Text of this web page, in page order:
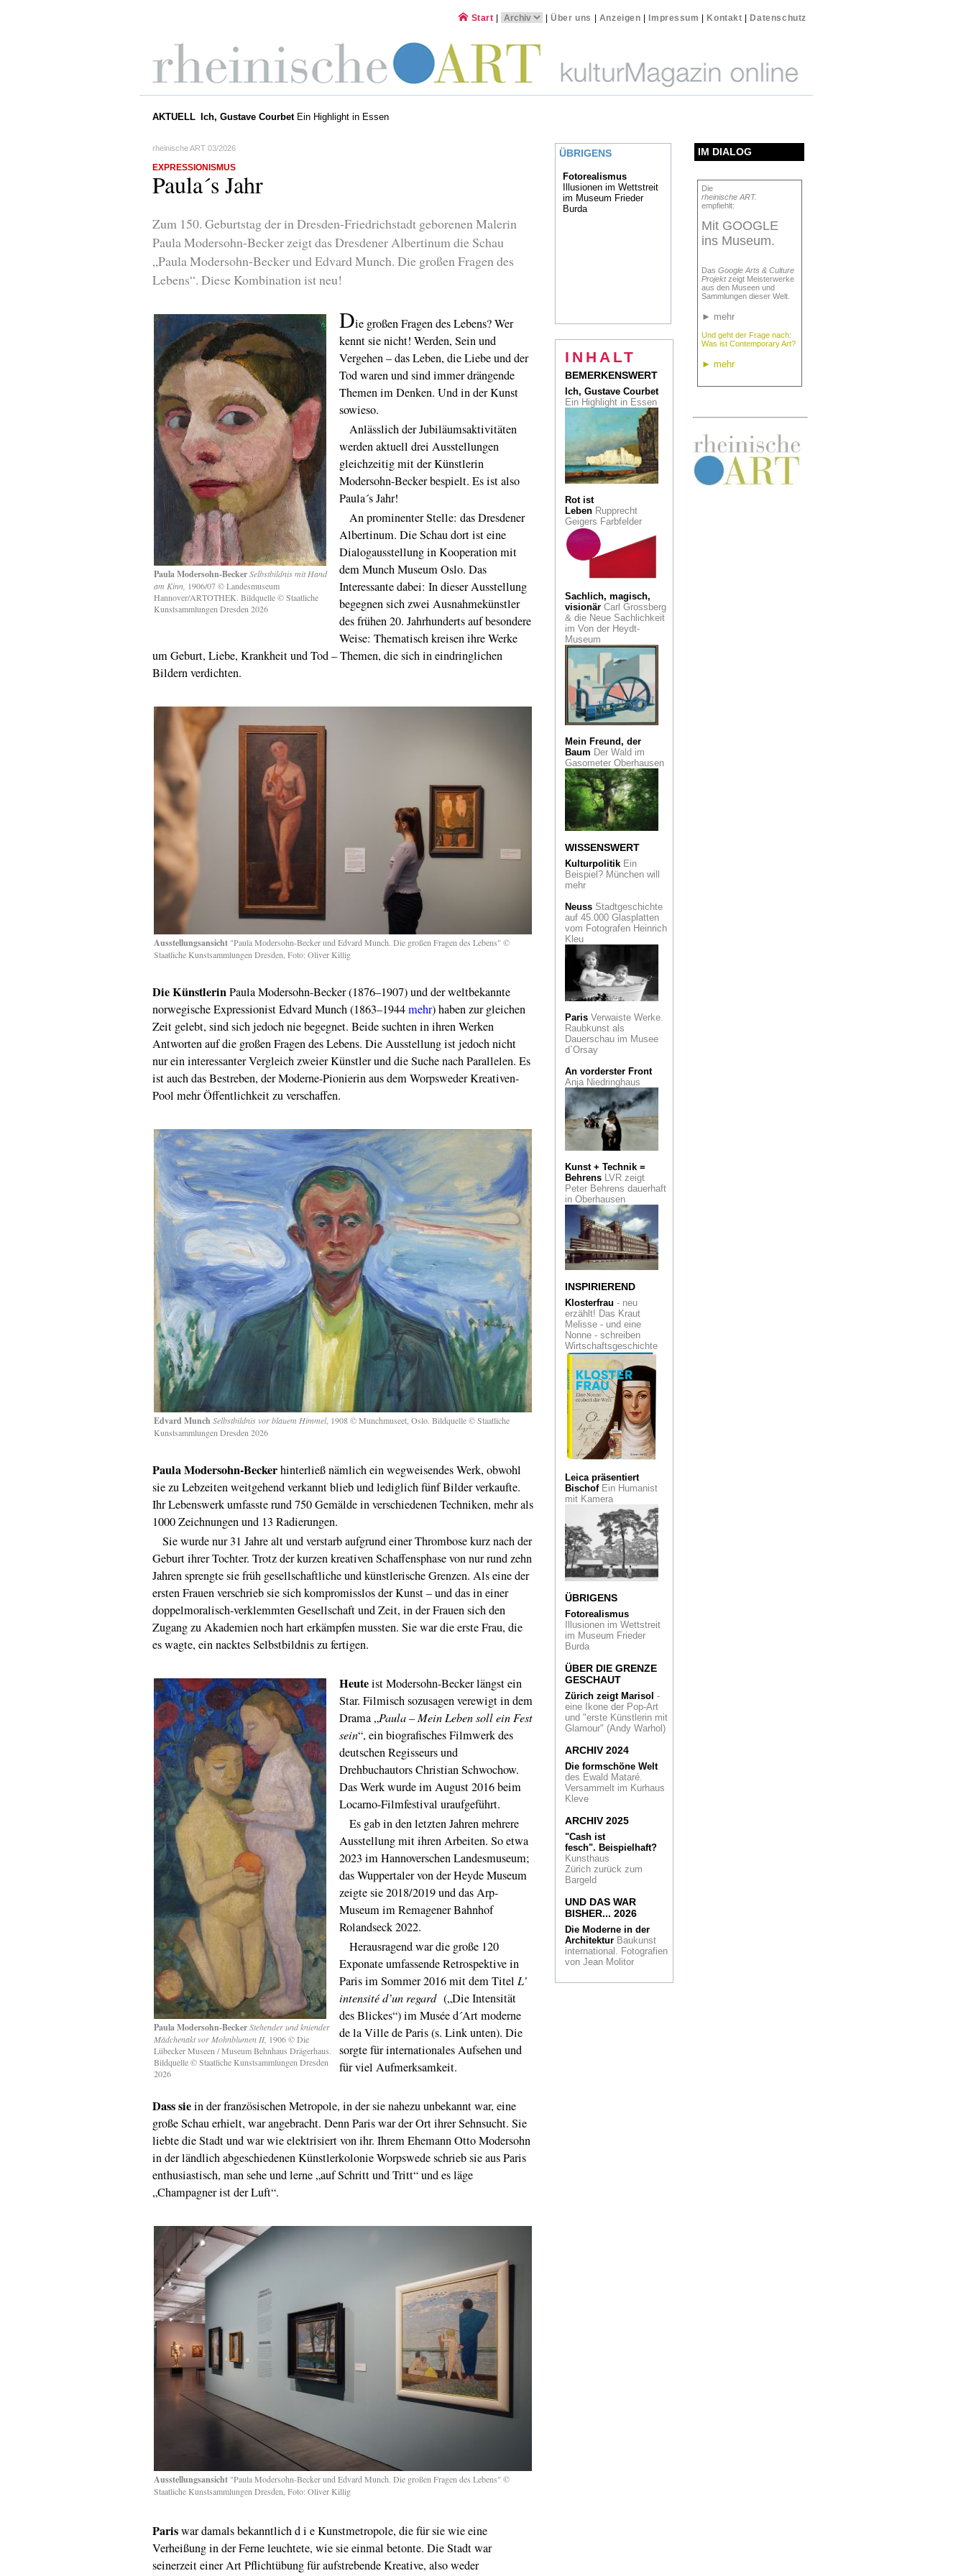
Start |Über uns Anzeigen Impressum Kontakt Datenschutz
AKTUELL Ich, Gustave CourbetEin Highlight in Essen
rheinische ART 03/2026
EXPRESSIONISMUS
Paula´s Jahr
Zum 150. Geburtstag der in Dresden-Friedrichstadt geborenen Malerin
Paula Modersohn-Becker zeigt das Dresdener Albertinum die Schau
„Paula Modersohn-Becker und Edvard Munch. Die großen Fragen des
Lebens“. Diese Kombination ist neu!
Paula Modersohn-BeckerSelbstbildnis mit Hand
am Kinn, 1906/07 © Landesmuseum
Hannover/ARTOTHEK. Bildquelle © Staatliche
Kunstsammlungen Dresden 2026
Die großen Fragen des Lebens? Wer
kennt sie nicht! Werden, Sein und
Vergehen – das Leben, die Liebe und der
Tod waren und sind immer drängende
Themen im Denken. Und in der Kunst
sowieso.
Anlässlich der Jubiläumsaktivitäten
werden aktuell drei Ausstellungen
gleichzeitig mit der Künstlerin
Modersohn-Becker bespielt. Es ist also
Paula´s Jahr!
An prominenter Stelle: das Dresdener
Albertinum. Die Schau dort ist eine
Dialogausstellung in Kooperation mit
dem Munch Museum Oslo. Das
Interessante dabei: In dieser Ausstellung
begegnen sich zwei Ausnahmekünstler
des frühen 20. Jahrhunderts auf besondere
Weise: Thematisch kreisen ihre Werke
um Geburt, Liebe, Krankheit und Tod – Themen, die sich in eindringlichen
Bildern verdichten.
Ausstellungsansicht "Paula Modersohn-Becker und Edvard Munch. Die großen Fragen des Lebens" ©
Staatliche Kunstsammlungen Dresden, Foto: Oliver Killig
Die KünstlerinPaula Modersohn-Becker (1876–1907) und der weltbekannte
norwegische Expressionist Edvard Munch (1863–1944mehr) haben zur gleichen
Zeit gelebt, sind sich jedoch nie begegnet. Beide suchten in ihren Werken
Antworten auf die großen Fragen des Lebens. Die Ausstellung ist jedoch nicht
nur ein interessanter Vergleich zweier Künstler und die Suche nach Parallelen. Es
ist auch das Bestreben, der Moderne-Pionierin aus dem Worpsweder Kreativen-
Pool mehr Öffentlichkeit zu verschaffen.
Edvard Munch Selbstbildnis vor blauem Himmel, 1908 © Munchmuseet, Oslo. Bildquelle © Staatliche
Kunstsammlungen Dresden 2026
Paula Modersohn-Beckerhinterließ nämlich ein wegweisendes Werk, obwohl
sie zu Lebzeiten weitgehend verkannt blieb und lediglich fünf Bilder verkaufte.
Ihr Lebenswerk umfasste rund 750 Gemälde in verschiedenen Techniken, mehr als
1000 Zeichnungen und 13 Radierungen.
Sie wurde nur 31 Jahre alt und verstarb aufgrund einer Thrombose kurz nach der
Geburt ihrer Tochter. Trotz der kurzen kreativen Schaffensphase von nur rund zehn
Jahren sprengte sie früh gesellschaftliche und künstlerische Grenzen. Als eine der
ersten Frauen verschrieb sie sich kompromisslos der Kunst – und das in einer
doppelmoralisch-verklemmten Gesellschaft und Zeit, in der Frauen sich den
Zugang zu Akademien noch hart erkämpfen mussten. Sie war die erste Frau, die
es wagte, ein nacktes Selbstbildnis zu fertigen.
Paula Modersohn-BeckerStehender und kniender
Mädchenakt vor Mohnblumen II, 1906 © Die
Lübecker Museen / Museum Behnhaus Drägerhaus.
Bildquelle © Staatliche Kunstsammlungen Dresden
2026
Heuteist Modersohn-Becker längst ein
Star. Filmisch sozusagen verewigt in dem
Drama „Paula – Mein Leben soll ein Fest
sein“, ein biografisches Filmwerk des
deutschen Regisseurs und
Drehbuchautors Christian Schwochow.
Das Werk wurde im August 2016 beim
Locarno-Filmfestival uraufgeführt.
Es gab in den letzten Jahren mehrere
Ausstellung mit ihren Arbeiten. So etwa
2023 im Hannoverschen Landesmuseum;
das Wuppertaler von der Heyde Museum
zeigte sie 2018/2019 und das Arp-
Museum im Remagener Bahnhof
Rolandseck 2022.
Herausragend war die große 120
Exponate umfassende Retrospektive in
Paris im Sommer 2016 mit dem Titel L’
intensité d’un regard („Die Intensität
des Blickes“) im Musée d´Art moderne
de la Ville de Paris (s. Link unten). Die
sorgte für internationales Aufsehen und
für viel Aufmerksamkeit.
Dass siein der französischen Metropole, in der sie nahezu unbekannt war, eine
große Schau erhielt, war angebracht. Denn Paris war der Ort ihrer Sehnsucht. Sie
liebte die Stadt und war wie elektrisiert von ihr. Ihrem Ehemann Otto Modersohn
in der ländlich abgeschiedenen Künstlerkolonie Worpswede schrieb sie aus Paris
enthusiastisch, man sehe und lerne „auf Schritt und Tritt“ und es läge
„Champagner ist der Luft“.
Ausstellungsansicht "Paula Modersohn-Becker und Edvard Munch. Die großen Fragen des Lebens" ©
Staatliche Kunstsammlungen Dresden, Foto: Oliver Killig
Pariswar damals bekanntlich d i e Kunstmetropole, die für sie wie eine
Verheißung in der Ferne leuchtete, wie sie einmal betonte. Die Stadt war
seinerzeit einer Art Pflichtübung für aufstrebende Kreative, also weder
IM DIALOG
Die
rheinische ART.
empfiehlt:
Mit GOOGLE
ins Museum.
Das Google Arts & Culture
Projektzeigt Meisterwerke
aus den Museen und
Sammlungen dieser Welt.
► mehr
Und geht der Frage nach:
Was ist Contemporary Art?
► mehr
ÜBRIGENS
Fotorealismus
Illusionen im Wettstreit
im Museum Frieder
Burda
INHALT
BEMERKENSWERT
Ich, Gustave Courbet
Ein Highlight in Essen
Rot ist
LebenRupprecht
Geigers Farbfelder
Sachlich, magisch,
visionärCarl Grossberg
& die Neue Sachlichkeit
im Von der Heydt-
Museum
Mein Freund, der
Baum Der Wald im
Gasometer Oberhausen
WISSENSWERT
KulturpolitikEin
Beispiel? München will
mehr
NeussStadtgeschichte
auf 45.000 Glasplatten
vom Fotografen Heinrich
Kleu
ParisVerwaiste Werke.
Raubkunst als
Dauerschau im Musee
d`Orsay
An vorderster Front
Anja Niedringhaus
Kunst + Technik =
BehrensLVR zeigt
Peter Behrens dauerhaft
in Oberhausen
INSPIRIEREND
Klosterfrau - neu
erzählt! Das Kraut
Melisse - und eine
Nonne - schreiben
Wirtschaftsgeschichte
Leica präsentiert
BischofEin Humanist
mit Kamera
ÜBRIGENS
Fotorealismus
Illusionen im Wettstreit
im Museum Frieder
Burda
ÜBER DIE GRENZE
GESCHAUT
Zürich zeigt Marisol -
eine Ikone der Pop-Art
und "erste Künstlerin mit
Glamour" (Andy Warhol)
ARCHIV 2024
Die formschöne Welt
des Ewald Mataré.
Versammelt im Kurhaus
Kleve
ARCHIV 2025
"Cash ist
fesch". Beispielhaft?
Kunsthaus
Zürich zurück zum
Bargeld
UND DAS WAR
BISHER... 2026
Die Moderne in der
ArchitekturBaukunst
international. Fotografien
von Jean Molitor